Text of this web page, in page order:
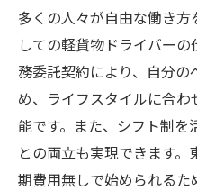
高収入を目指す
経験者が活かせ
企業配の需要が
フリーランスと
横乗り研修でさ
初期費用無しで
多くの人々が自由な働き
しての軽貨物ドライバー
務委託契約により、自分
め、ライフスタイルに合
能です。また、シフト制
との両立も実現できます
期費用無しで始められる